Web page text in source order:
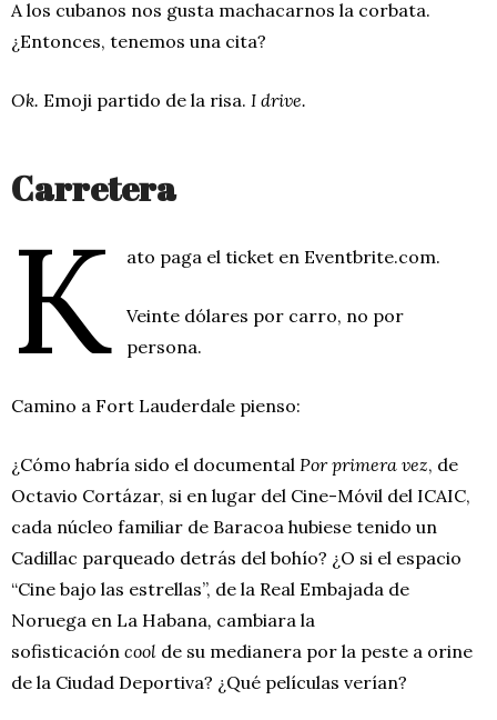
A los cubanos nos gusta machacarnos la corbata.
¿Entonces, tenemos una cita?
Ok. Emoji partido de la risa. I drive.
Carretera
K ato paga el ticket en Eventbrite.com.
Veinte dólares por carro, no por
persona.
Camino a Fort Lauderdale pienso:
¿Cómo habría sido el documental Por primera vez, de
Octavio Cortázar, si en lugar del Cine-Móvil del ICAIC,
cada núcleo familiar de Baracoa hubiese tenido un
Cadillac parqueado detrás del bohío? ¿O si el espacio
“Cine bajo las estrellas”, de la Real Embajada de
Noruega en La Habana, cambiara la
sofisticación cool de su medianera por la peste a orine
de la Ciudad Deportiva? ¿Qué películas verían?